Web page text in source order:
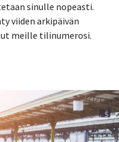
sinulle nopeasti.
viiden arkipäivän
meille tilinumerosi.